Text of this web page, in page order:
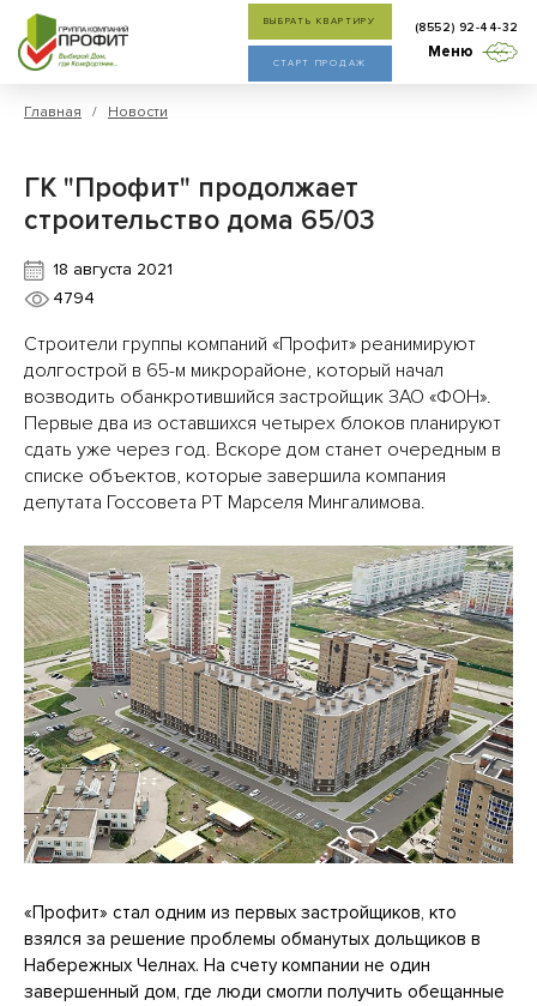
ВЫБРАТЬ КВАРТИРУ
СТАРТ ПРОДАЖ
(8552) 92-44-32
Меню
Главная / Новости
ГК "Профит" продолжает
строительство дома 65/03
18 августа 2021
4794
Строители группы компаний «Профит» реанимируют
долгострой в 65-м микрорайоне, который начал
возводить обанкротившийся застройщик ЗАО «ФОН».
Первые два из оставшихся четырех блоков планируют
сдать уже через год. Вскоре дом станет очередным в
списке объектов, которые завершила компания
депутата Госсовета РТ Марселя Мингалимова.
«Профит» стал одним из первых застройщиков, кто
взялся за решение проблемы обманутых дольщиков в
Набережных Челнах. На счету компании не один
завершенный дом, где люди смогли получить обещанные